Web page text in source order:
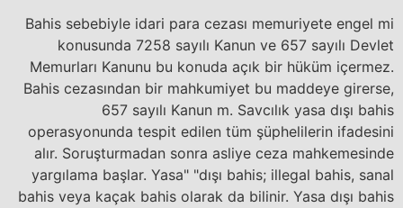
Bahis sebebiyle idari para cezası memuriyete engel mi
konusunda 7258 sayılı Kanun ve 657 sayılı Devlet
Memurları Kanunu bu konuda açık bir hüküm içermez.
Bahis cezasından bir mahkumiyet bu maddeye girerse,
657 sayılı Kanun m. Savcılık yasa dışı bahis
operasyonunda tespit edilen tüm şüphelilerin ifadesini
alır. Soruşturmadan sonra asliye ceza mahkemesinde
yargılama başlar. Yasa" "dışı bahis; illegal bahis, sanal
bahis veya kaçak bahis olarak da bilinir. Yasa dışı bahis